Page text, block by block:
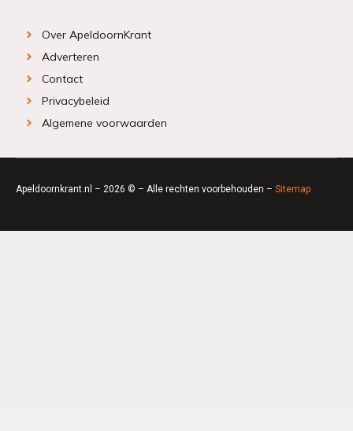
Over ApeldoornKrant
Adverteren
Contact
Privacybeleid
Algemene voorwaarden
Apeldoornkrant.nl – 2026 © – Alle rechten voorbehouden – Sitemap